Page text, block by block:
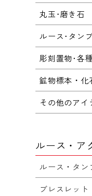
丸玉･磨き石
ルース･タン
彫刻置物･各
鉱物標本・化
その他のアイ
ルース・ア
ルース・タン
ブレスレット